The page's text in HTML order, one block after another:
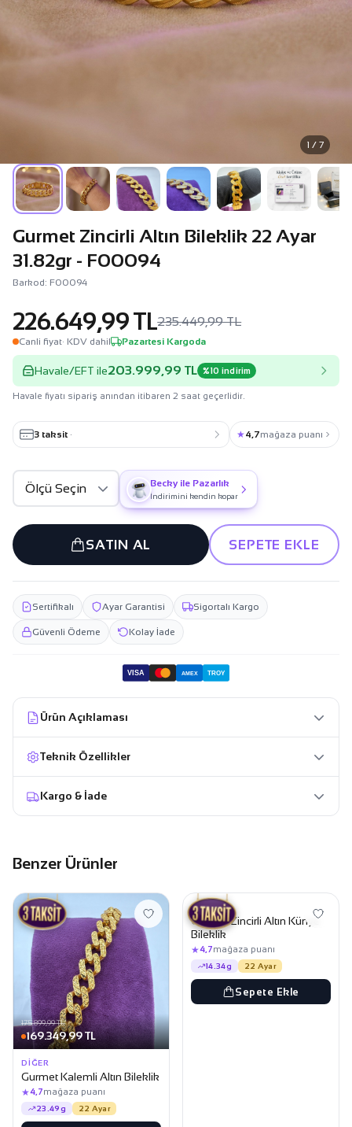
1 / 7
Gurmet Zincirli Altın Bileklik 22 Ayar
31.82gr - F00094
Barkod: F00094
226.649,99 TL235.449,99 TL
Canli fiyat· KDV dahil Pazartesi Kargoda
Havale/EFT ile203.999,99 TL %10 indirim
Havale fiyatı sipariş anından itibaren 2 saat geçerlidir.
3 taksit · ★4,7mağaza puanı
Becky ile Pazarlık
İndirimini kendin kopar
SATIN AL SEPETE EKLE
Sertifikalı Ayar Garantisi Sigortalı Kargo
Güvenli Ödeme Kolay İade
VISA AMEX TROY
Ürün Açıklaması
Teknik Özellikler
Kargo & İade
Benzer Ürünler
175.899,99 TL
169.349,99 TL
DIĞER
Gurmet Kalemli Altın Bileklik
★4,7mağaza puanı
23.49g 22 Ayar
KÜNYE
Gurmet Zincirli Altın Künye
Bileklik
★4,7mağaza puanı
14.34g 22 Ayar
Sepete Ekle